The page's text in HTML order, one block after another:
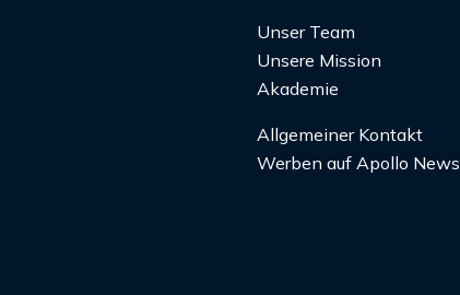
Unser Team
Unsere Mission
Akademie
Allgemeiner Kontakt
Werben auf Apollo News